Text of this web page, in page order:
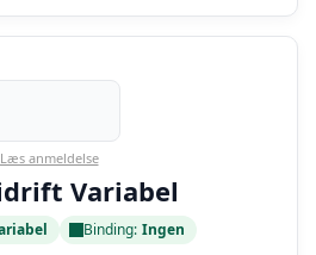
Læs anmeldelse
Variabel
Binding: Ingen